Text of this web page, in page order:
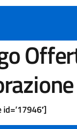
id=’17946′]